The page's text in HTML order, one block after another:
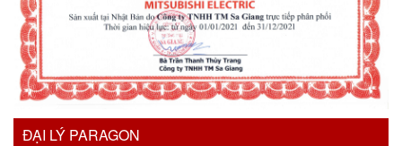
ĐẠI LÝ PARAGON